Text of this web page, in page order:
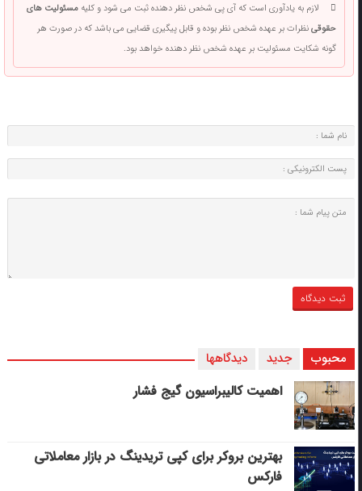
لازم به یادآوری است که آی پی شخص نظر دهنده ثبت می شود و کلیهمسئولیت های
حقوقینظرات بر عهده شخص نظر بوده و قابل پیگیری قضایی می باشد که در صورت هر
گونه شکایت مسئولیت بر عهده شخص نظر دهنده خواهد بود.
محبوب جدید دیدگاهها
اهمیت کالیبراسیون گیج فشار
بهترین بروکر برای کپی‌ تریدینگ در بازار معاملاتی
فارکس